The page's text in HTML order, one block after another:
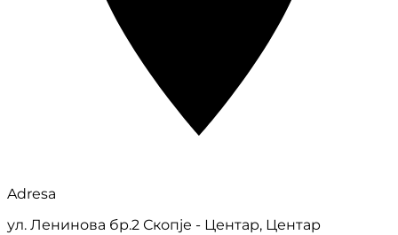
Adresa
ул. Ленинова бр.2 Скопје - Центар, Центар